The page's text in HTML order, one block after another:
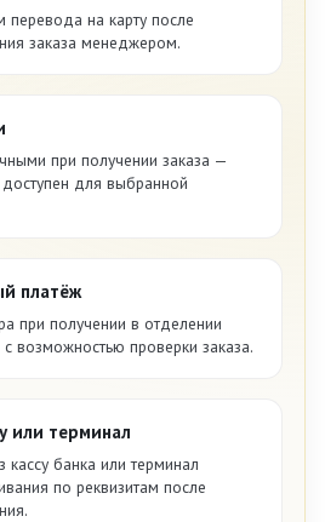
перевода на карту после
заказа менеджером.
при получении заказа —
для выбранной
платёж
при получении в отделении
с возможностью проверки заказа.
или терминал
кассу банка или терминал
по реквизитам после